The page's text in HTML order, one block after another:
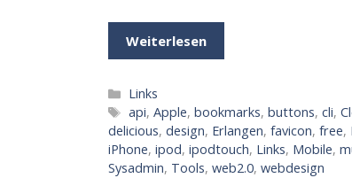
Weiterlesen
Kategorien
Links
Schlagwörter
api,Apple,bookmarks,buttons,cli,
delicious, design, Erlangen, favicon, free,
iPhone, ipod, ipodtouch, Links, Mobile,
Sysadmin, Tools, web2.0, webdesign